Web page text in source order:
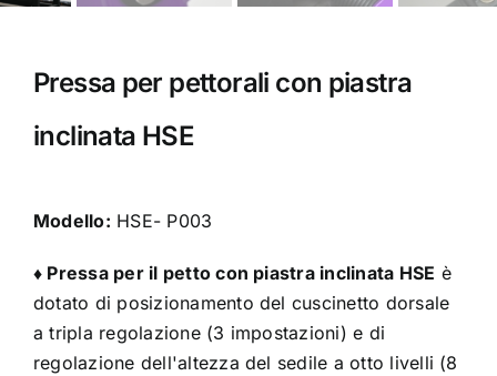
Pressa per pettorali con piastra
inclinata HSE
Modello: HSE- P003
♦ Pressa per il petto con piastra inclinata HSE è
dotato di posizionamento del cuscinetto dorsale
a tripla regolazione (3 impostazioni) e di
regolazione dell'altezza del sedile a otto livelli (8